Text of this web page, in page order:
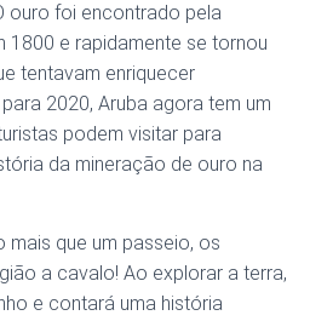
ouro foi encontrado pela
1800 e rapidamente se tornou
tentavam enriquecer
2020, Aruba agora tem um
podem visitar para
da mineração de ouro na
mais que um passeio, os
a cavalo! Ao explorar a terra,
e contará uma história